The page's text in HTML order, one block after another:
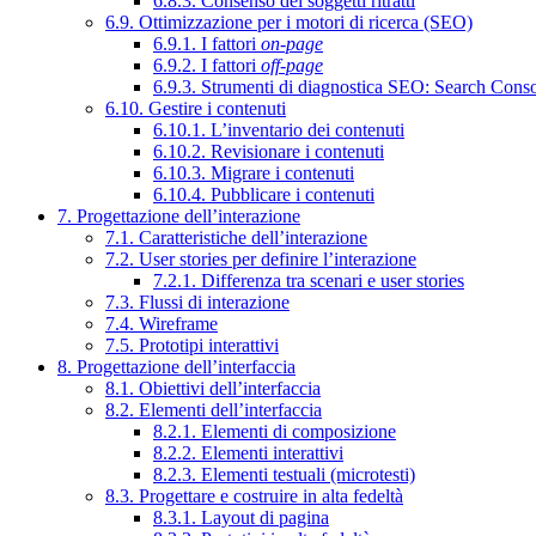
6.9. Ottimizzazione per i motori di ricerca (SEO)
6.9.1. I fattori on-page
6.9.2. I fattori off-page
6.9.3. Strumenti di diagnostica SEO: Search
6.10. Gestire i contenuti
6.10.1. L’inventario dei contenuti
6.10.2. Revisionare i contenuti
6.10.3. Migrare i contenuti
6.10.4. Pubblicare i contenuti
7. Progettazione dell’interazione
7.1. Caratteristiche dell’interazione
7.2. User stories per definire l’interazione
7.2.1. Differenza tra scenari e user stories
7.3. Flussi di interazione
7.4. Wireframe
7.5. Prototipi interattivi
8. Progettazione dell’interfaccia
8.1. Obiettivi dell’interfaccia
8.2. Elementi dell’interfaccia
8.2.1. Elementi di composizione
8.2.2. Elementi interattivi
8.2.3. Elementi testuali (microtesti)
8.3. Progettare e costruire in alta fedeltà
8.3.1. Layout di pagina